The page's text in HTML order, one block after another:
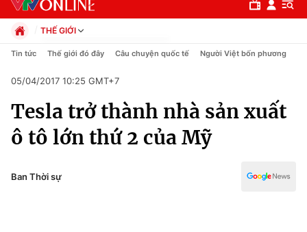
Chuyên mục
Chính trị
THẾ GIỚI
Chính trị
Pháp luật
Kinh tế
Thể thao
Truyền hình
Y tế
Tin tức Thế giới đó đây Câu chuyện quốc tế Người Việt bốn phương
05/04/2017 10:25 GMT+7
Tesla trở thành nhà sản xuất
ô tô lớn thứ 2 của Mỹ
Ban Thời sự